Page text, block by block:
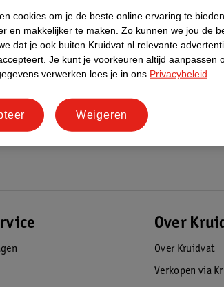
Over
Over Kruidvat
Verkopen via
cookies om je de beste online ervaring te
en makkelijker te maken. Zo kunnen we jou de
dat je ook buiten Kruidvat.nl relevante
Je kunt je voorkeuren altijd aanpassen
verwerken lees je in ons Privacybeleid
Weigeren